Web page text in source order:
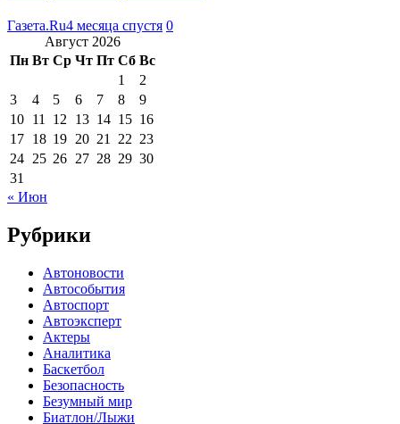
Газета.Ru4 месяца спустя 0
Август 2026
Пн Вт Ср Чт Пт Сб Вс
1
2
3
4 5 6 7 8
9
10 11 12 13 14 15 16
17 18 19 20 21 22 23
24 25 26 27 28 29 30
31
« Июн
Рубрики
Автоновости
Автособытия
Автоспорт
Автоэксперт
Актеры
Аналитика
Баскетбол
Безопасность
Безумный мир
Биатлон/Лыжи